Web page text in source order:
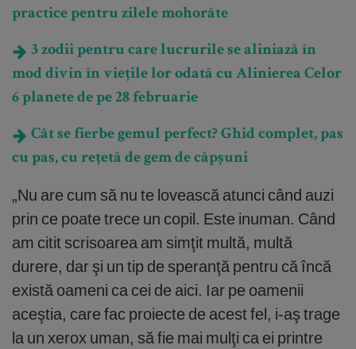
practice pentru zilele mohorâte
3 zodii pentru care lucrurile se aliniază în
mod divin în viețile lor odată cu Alinierea Celor
6 planete de pe 28 februarie
Cât se fierbe gemul perfect? Ghid complet, pas
cu pas, cu rețetă de gem de căpșuni
„Nu are cum să nu te lovească atunci când auzi
prin ce poate trece un copil. Este inuman. Când
am citit scrisoarea am simţit multă, multă
durere, dar şi un tip de speranţă pentru că încă
există oameni ca cei de aici. Iar pe oamenii
aceştia, care fac proiecte de acest fel, i-aş trage
la un xerox uman, să fie mai mulţi ca ei printre